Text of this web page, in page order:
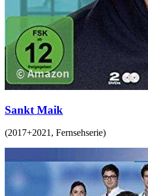
Sankt Maik
(2017+2021, Fernsehserie)